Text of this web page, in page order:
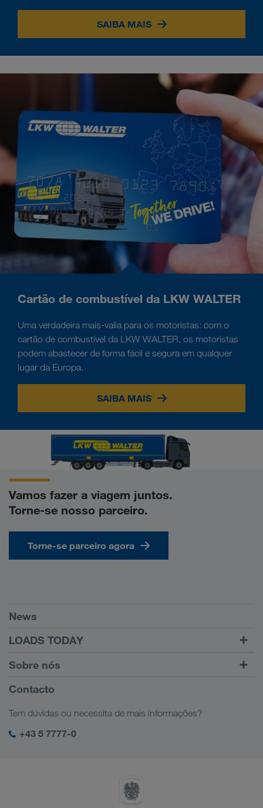
SAIBA MAIS
Cartão de combustível da LKW WALTER
Uma verdadeira mais-valia para os motoristas: com o
cartão de combustível da LKW WALTER, os motoristas
podem abastecer de forma fácil e segura em qualquer
lugar da Europa.
SAIBA MAIS
Vamos fazer a viagem juntos.
Torne-se nosso parceiro.
Torne-se parceiro agora
Pré-requisitos
News
LOADS TODAY
Encontrar cargas na
LOADS TODAY
Saiba mais
Ir para o login
Sobre nós
Informações Empresariais
SHEQ-Management
Contacto
Tem dúvidas ou necessita de mais informações?
+43 5 7777-0